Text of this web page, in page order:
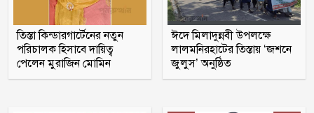
সালমান শাহ হত্যা মামলায় গ্রেপ্তার খলনায়ক
ডন কারাগারে
শরণখোলায় হামিম পরিবহনের চাপায় এক
ইজিবাইক চালকের মৃত্যু ও তিন যাত্রী আহত
তিস্তা কিন্ডারগার্টেনের নতুন
পরিচালক হিসাবে দায়িত্ব
পেলেন মুরাজিন মোমিন
ঈদে মিলাদুন্নবী উপলক্ষে
লালমনিরহাটের তিস্তায় ‘জশনে
জুলুস’ অনুষ্ঠিত